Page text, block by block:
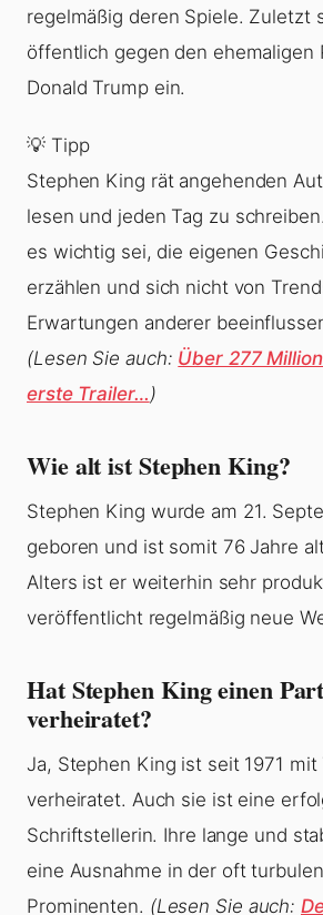
regelmäßig deren Spiele. Zuletzt
öffentlich gegen den ehemaligen
Donald Trump ein.
💡 Tipp
Stephen King rät angehenden
lesen und jeden Tag zu
es wichtig sei, die eigenen
erzählen und sich nicht von
Erwartungen anderer
(Lesen Sie auch: Über 277
erste Trailer…)
Wie alt ist Stephen King?
Stephen King wurde am 21.
geboren und ist somit 76 Jahre
Alters ist er weiterhin sehr
veröffentlicht regelmäßig neue
Hat Stephen King einen
verheiratet?
Ja, Stephen King ist seit 1971 mit
verheiratet. Auch sie ist eine
Schriftstellerin. Ihre lange und
eine Ausnahme in der oft
Prominenten. (Lesen Sie auch: